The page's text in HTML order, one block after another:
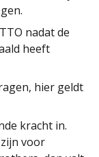
nadat de
heeft
hier geldt
kracht in.
voor